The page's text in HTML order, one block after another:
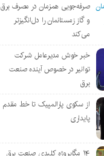
صرفه‌جویی همزمان در مصرف برق
و گاز زمستانمان را دل‌انگیزتر
می‌کند
خبر خوش مدیرعامل شرکت
توانیر در خصوص آینده صنعت
برق
از سکوی پارالمپیک تا خط مقدم
پایداری
۱۴ مگاپروژه‌ کلیدی صنعت برق